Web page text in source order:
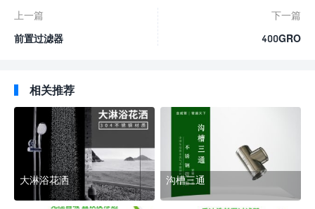
上一篇
前置过滤器
下一篇
400GRO
相关推荐
大淋浴花洒 沟槽三通